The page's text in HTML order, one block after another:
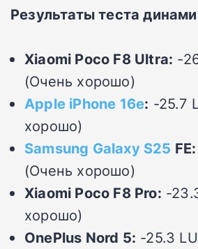
Результаты теста
Xiaomi Poco F8 Ultra: -
(Очень хорошо)
Apple iPhone 16e: -25.7
хорошо)
Samsung Galaxy S25 FE:
(Очень хорошо)
Xiaomi Poco F8 Pro: -
хорошо)
OnePlus Nord 5: -25.3